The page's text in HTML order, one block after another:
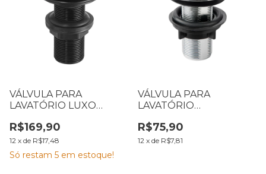
VÁLVULA PARA
LAVATÓRIO LUXO
B20 7048558
R$169,90
12 x de R$17,48
Só restam 5 em estoque!
VÁLVULA PARA
LAVATÓRIO
7050188
R$75,90
12 x de R$7,81